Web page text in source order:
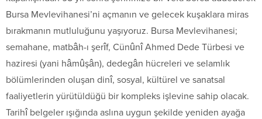
Bursa Mevlevihanesi’ni açmanın ve gelecek kuşaklara miras
bırakmanın mutluluğunu yaşıyoruz. Bursa Mevlevihanesi;
semahane, matbâh-ı şerîf, Cünûnî Ahmed Dede Türbesi ve
haziresi (yani hâmûşân), dedegân hücreleri ve selamlık
bölümlerinden oluşan dinî, sosyal, kültürel ve sanatsal
faaliyetlerin yürütüldüğü bir kompleks işlevine sahip olacak.
Tarihî belgeler ışığında aslına uygun şekilde yeniden ayağa